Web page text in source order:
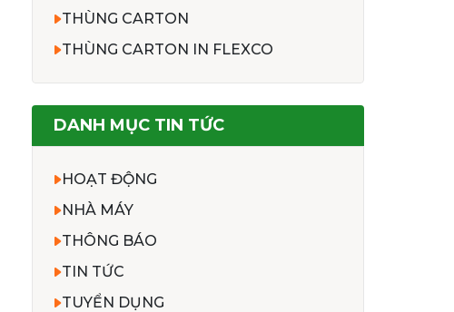
THÙNG CARTON
THÙNG CARTON IN FLEXCO
DANH MỤC TIN TỨC
HOẠT ĐỘNG
NHÀ MÁY
THÔNG BÁO
TIN TỨC
TUYỂN DỤNG